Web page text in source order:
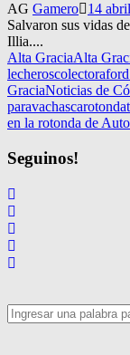
AG Gamero 14
Salvaron sus vidas
Illia....
Alta GraciaAlta
lecheroscolectora
GraciaNoticias de
paravachascarotonda
en la rotonda de
Seguinos!
Search
for: